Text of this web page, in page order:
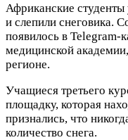
Африканские студенты
и слепили снеговика.
появилось в Telegram-
медицинской
регионе.
Учащиеся третьего
площадку, которая
признались, что
количество снега.